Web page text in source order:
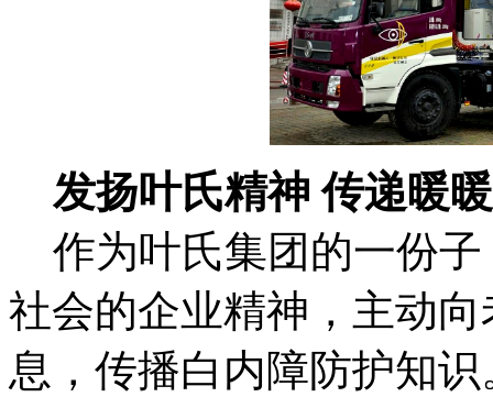
发扬叶氏精神 传递暖
作为叶氏集团的一份子
社会的企业精神，主动
息，传播白内障防护知